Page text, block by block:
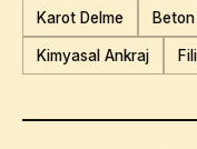
Karot Delme
Kimyasal Ankraj